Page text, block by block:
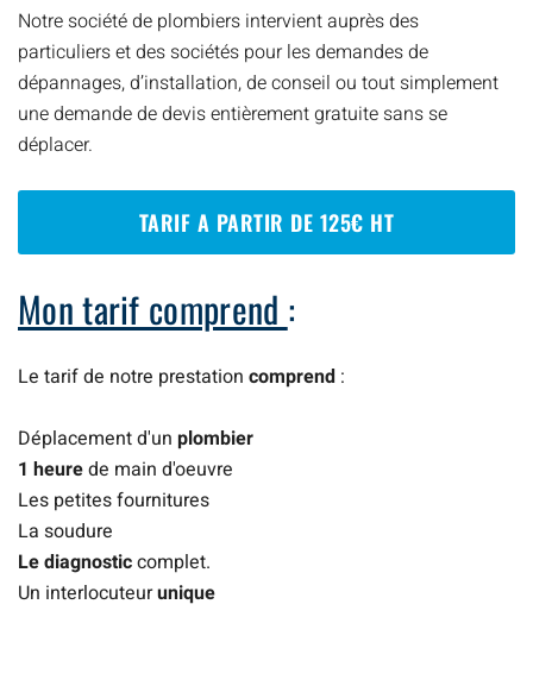
Notre société de plombiers intervient auprès des
particuliers et des sociétés pour les demandes de
dépannages, d’installation, de conseil ou tout simplement
une demande de devis entièrement gratuite sans se
déplacer.
TARIF A PARTIR DE 125€ HT
Mon tarif comprend :
Le tarif de notre prestation comprend :
Déplacement d'un plombier
1 heurede main d'oeuvre
Les petites fournitures
La soudure
Le diagnosticcomplet.
Un interlocuteurunique